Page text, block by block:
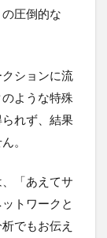
圧倒的な
ションに流
ような特殊
れず、結果
。
「あえてサ
トワークと
でもお伝え